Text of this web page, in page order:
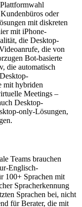
oder
mit diskreten
mit iPhone-
die Desktop-
die von
Bot-basierte
die automatisch
mit hybriden
Meetings –
Desktop-
only-Lösungen,
Teams brauchen
Englisch-
100+ Sprachen mit
Spracherkennung
Sprachen bei, nicht
für Berater, die mit